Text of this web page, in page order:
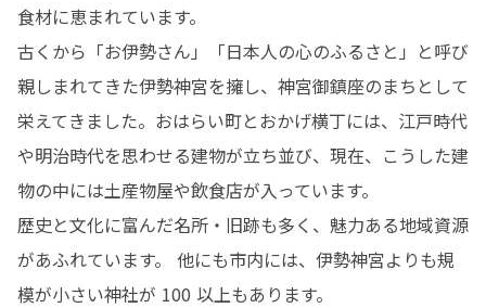
食材に恵まれています。
古くから「お伊勢さん」「日本人の心のふるさと」と呼び
親しまれてきた伊勢神宮を擁し、神宮御鎮座のまちとして
栄えてきました。おはらい町とおかげ横丁には、江戸時代
や明治時代を思わせる建物が立ち並び、現在、こうした建
物の中には土産物屋や飲食店が入っています。
歴史と文化に富んだ名所・旧跡も多く、魅力ある地域資源
があふれています。 他にも市内には、伊勢神宮よりも規
模が小さい神社が 100 以上もあります。